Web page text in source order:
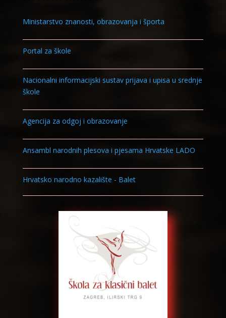
Ministarstvo znanosti, obrazovanja i športa
Portal za škole
Nacionalni informacijski sustav prijava i upisa u srednje
škole
Agencija za odgoj i obrazovanje
Ansambl narodnih plesova i pjesama Hrvatske LADO
Hrvatsko narodno kazalište - Balet